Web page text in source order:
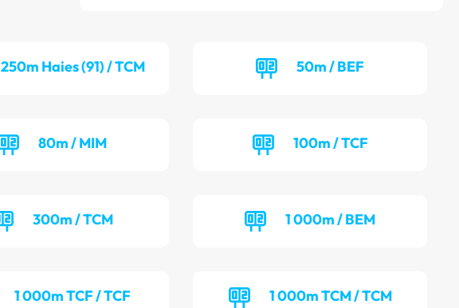
250m Haies (91) / TCM 50m / BEF
80m / MIM 100m / TCF
300m / TCM 1 000m / BEM
1 000m TCF / TCF 1 000m TCM / TCM